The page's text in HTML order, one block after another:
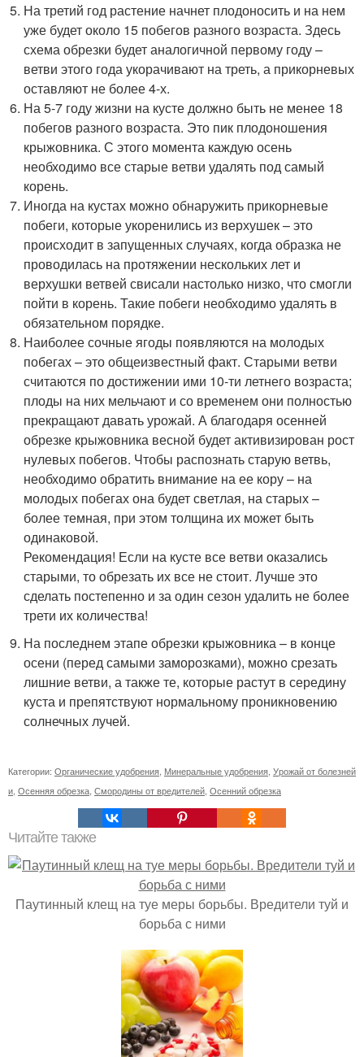
На третий год растение начнет плодоносить и на нем
уже будет около 15 побегов разного возраста. Здесь
схема обрезки будет аналогичной первому году –
ветви этого года укорачивают на треть, а прикорневых
оставляют не более 4-х.
На 5-7 году жизни на кусте должно быть не менее 18
побегов разного возраста. Это пик плодоношения
крыжовника. С этого момента каждую осень
необходимо все старые ветви удалять под самый
корень.
Иногда на кустах можно обнаружить прикорневые
побеги, которые укоренились из верхушек – это
происходит в запущенных случаях, когда образка не
проводилась на протяжении нескольких лет и
верхушки ветвей свисали настолько низко, что смогли
пойти в корень. Такие побеги необходимо удалять в
обязательном порядке.
Наиболее сочные ягоды появляются на молодых
побегах – это общеизвестный факт. Старыми ветви
считаются по достижении ими 10-ти летнего возраста;
плоды на них мельчают и со временем они полностью
прекращают давать урожай. А благодаря осенней
обрезке крыжовника весной будет активизирован рост
нулевых побегов. Чтобы распознать старую ветвь,
необходимо обратить внимание на ее кору – на
молодых побегах она будет светлая, на старых –
более темная, при этом толщина их может быть
одинаковой.
Рекомендация! Если на кусте все ветви оказались
старыми, то обрезать их все не стоит. Лучше это
сделать постепенно и за один сезон удалить не более
трети их количества!
На последнем этапе обрезки крыжовника – в конце
осени (перед самыми заморозками), можно срезать
лишние ветви, а также те, которые растут в середину
куста и препятствуют нормальному проникновению
солнечных лучей.
Категории: Органические удобрения, Минеральные удобрения, Урожай от болезней
и, Осенняя обрезка, Смородины от вредителей, Осенний обрезка
Читайте также
Паутинный клещ на туе меры борьбы. Вредители туй и
борьба с ними